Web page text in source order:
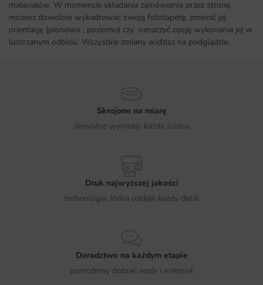
materiałów. W momencie składania zamówienia przez stronę
możesz dowolnie wykadrować swoją fototapetę, zmienić jej
orientację (pionowo , poziomo) czy oznaczyć opcję wykonania jej w
lustrzanym odbiciu. Wszystkie zmiany widzisz na podglądzie.
Skrojone na miarę
dowolne wymiary, każda ściana
Druk najwyższej jakości
technologia, która oddaje każdy detal
Doradztwo na każdym etapie
pomożemy dobrać wzór i materiał